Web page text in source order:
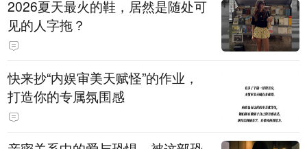
2026夏天最火的鞋，居然是随处可
见的人字拖？
快来抄“内娱审美天赋怪”的作业，
打造你的专属氛围感